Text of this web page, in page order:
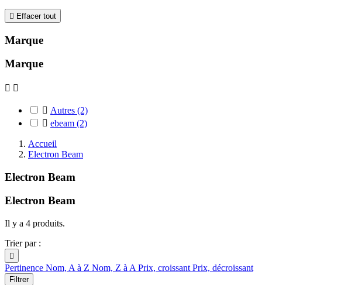
 Effacer tout
Marque
Marque
 
 Autres (2)
 ebeam (2)
Accueil
Electron Beam
Electron Beam
Electron Beam
Il y a 4 produits.
Trier par :

Pertinence Nom, A à Z Nom, Z à A Prix, croissant Prix, décroissant
Filtrer